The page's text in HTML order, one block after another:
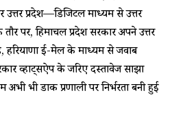
उत्तर प्रदेश—डिजिटल माध्यम से उत्तर
पर, हिमाचल प्रदेश सरकार अपने उत्तर
हरियाणा ई-मेल के माध्यम से जवाब
व्हाट्सऐप के जरिए दस्तावेज साझा
अभी भी डाक प्रणाली पर निर्भरता बनी हुई